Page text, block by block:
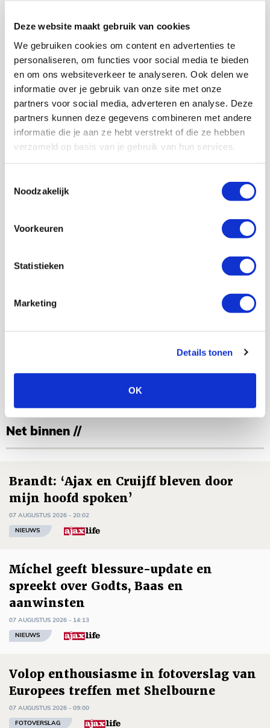
Deze website maakt gebruik van cookies
We gebruiken cookies om content en advertenties te
personaliseren, om functies voor social media te bieden
en om ons websiteverkeer te analyseren. Ook delen we
informatie over je gebruik van onze site met onze
partners voor social media, adverteren en analyse. Deze
partners kunnen deze gegevens combineren met andere
informatie die je aan ze hebt verstrekt of die ze hebben
verzameld op basis van je gebruik van hun services.
Noodzakelijk
Voorkeuren
Statistieken
Marketing
Details tonen
OK
Nunen
Net binnen //
Brandt: ‘Ajax en Cruijff bleven door
mijn hoofd spoken’
07 AUGUSTUS 2026 - 20:02
NIEUWS
Míchel geeft blessure-update en
spreekt over Godts, Baas en
aanwinsten
07 AUGUSTUS 2026 - 14:13
NIEUWS
Volop enthousiasme in fotoverslag van
Europees treffen met Shelbourne
07 AUGUSTUS 2026 - 09:00
FOTOVERSLAG